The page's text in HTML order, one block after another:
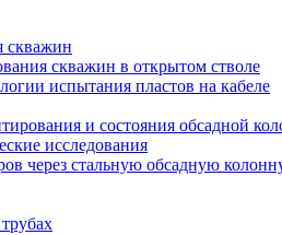
скважин
скважин в открытом стволе
испытания пластов на кабеле
и состояния обсадной
исследования
через стальную обсадную